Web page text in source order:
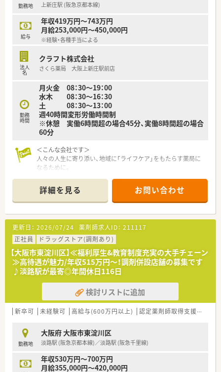
■日用品から常備薬まで、従業員割引制度など嬉しいメリットも
たくさんあります！
勤務地 上新庄駅 (阪急京都本線)
給与
年収419万円～743万円
月給253,000円～450,000円
※経験・各種手当による
法人
名
クラフト株式会社
さくら薬局 大阪上新庄駅前店
勤務
時間
月火金 08：30～19：00
水木 08：30～16：30
土 08：30～13：00
週40時間変形労働時間制
※休憩 実働6時間超の場合45分、実働8時間超の場合
60分
＜こんな会社です＞
人々の人生に寄り添い、地域に「ライフケア」をもたらす薬局に
なるために。
りひとりの人生に寄り添い、質の高い医療サービスを届ける薬剤
師を求め育てています。
＜特徴・ポイントのご紹介＞
★薬剤師を守る独自システム
業務をサポートするために様々なシステムを独自開発していま
す。
その一つが約20年前から導入され、進化を続けている調剤シス
テム「SPITS」。
処方箋受付から一連の調剤業務を連動させ、業務効率化を図るほ
か、
調剤過誤防止機能を高め、患者様と働くスタッフを守っていま
システム改修が必要な制度変更があった場合も、迅速に対応でき
る強みを生かしていきます。
★刷新された新規採用者研修
中途入社ならではの悩みを解消し、さくら薬局グループのビジョ
ンや社内規定などをご案内。
同期入社の方との繋がりを踏まえ、『さくら薬局の薬剤師』とし
て、安心してキャリアをスタートいただくための研修です。
詳細を見る お問い合わせ
更新日： 2026/07/24 薬剤師求人ID： 211117
正社員
ドラッグストア(調剤あり)
【大阪市東淀川区】≪福利厚生&教育制度充実の大手チェーン
≫高待遇が魅力/年収515万円～！調剤併設店舗の募集です
♪淡路駅が最寄◎年間休日116日
検討リストに追加
新卒可 未経験可 高給与(600万円以上) 認定薬剤師取得支援あり
勤務地
大阪府 大阪市東淀川区
淡路駅 (阪急京都本線)／淡路駅 (阪急千里線)
年収530万円～700万円
月給355,000円～420,000円